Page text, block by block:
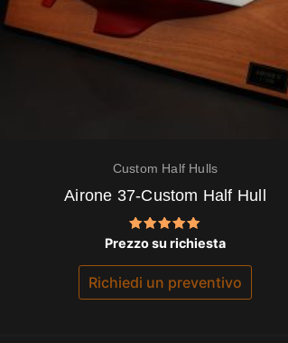
Custom Half Hulls
Airone 37-Custom Half Hull
Valutato
su 5
Prezzo su richiesta
Richiedi un preventivo